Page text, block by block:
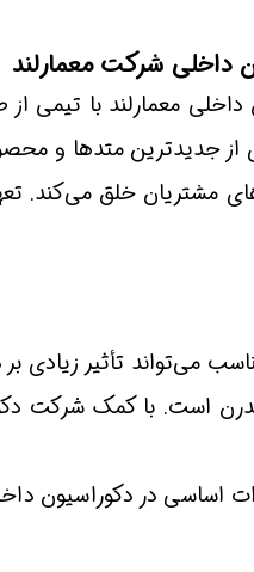
داخلی شرکت معمارلند
معمارلند با تیمی
از جدیدترین متدها و
مشتریان خلق می‌کند.
می‌تواند تأثیر زیادی
است. با کمک شرکت
اساسی در دکوراسیون